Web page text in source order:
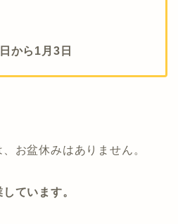
から1月3日
お盆休みはありません。
ています。